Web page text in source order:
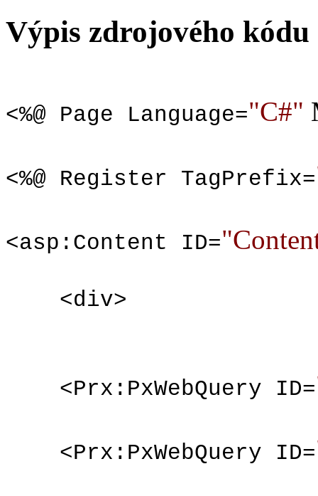
Výpis zdrojového kódu
<%@ Page Language="C#"
<%@ Register TagPrefix=
<asp:Content ID=
<div>
<Prx:PxWebQuery ID=
<Prx:PxWebQuery ID=